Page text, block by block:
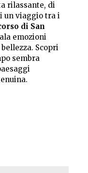
rilassante, di
un viaggio tra i
di San
emozioni
Scopri
sembra